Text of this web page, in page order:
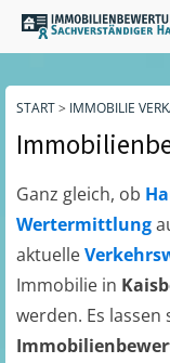
START> IMMOBILIE
Ganz gleich, ob
Wertermittlung
aktuelle
Immobilie in
werden. Es